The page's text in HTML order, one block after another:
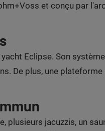
et conçu par
Eclipse. Son
De plus, une
plusieurs jacuzzis, un